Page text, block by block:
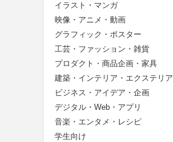
イラスト・マンガ
映像・アニメ・動画
グラフィック・ポスター
工芸・ファッション・雑貨
プロダクト・商品企画・家具
建築・インテリア・エクステリア
ビジネス・アイデア・企画
デジタル・Web・アプリ
音楽・エンタメ・レシピ
学生向け